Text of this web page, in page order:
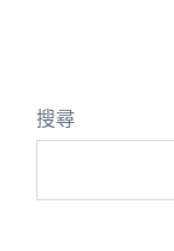
搜尋